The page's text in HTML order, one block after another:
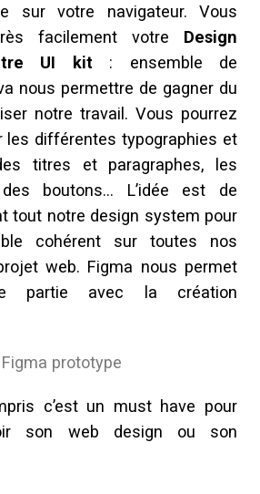
sur votre navigateur. Vous
facilement votre Design
UI kit: ensemble de
nous permettre de gagner du
notre travail. Vous pourrez
les différentes typographies et
titres et paragraphes, les
boutons… L’idée est de
tout notre design system pour
cohérent sur toutes nos
web. Figma nous permet
partie avec la création
c’est un must have pour
son web design ou son